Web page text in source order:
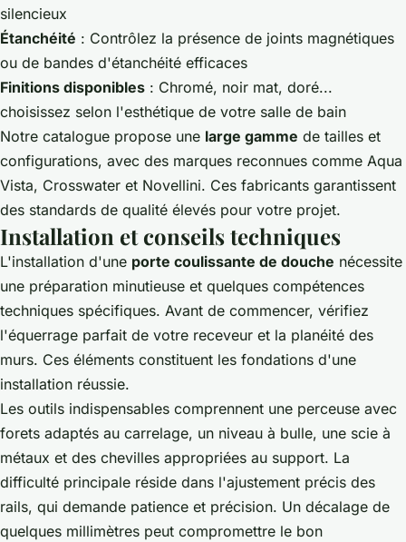
silencieux
Étanchéité : Contrôlez la présence de joints magnétiques
ou de bandes d'étanchéité efficaces
Finitions disponibles : Chromé, noir mat, doré...
choisissez selon l'esthétique de votre salle de bain
Notre catalogue propose une large gamme de tailles et
configurations, avec des marques reconnues comme Aqua
Vista, Crosswater et Novellini. Ces fabricants garantissent
des standards de qualité élevés pour votre projet.
Installation et conseils techniques
L'installation d'une porte coulissante de douche nécessite
une préparation minutieuse et quelques compétences
techniques spécifiques. Avant de commencer, vérifiez
l'équerrage parfait de votre receveur et la planéité des
murs. Ces éléments constituent les fondations d'une
installation réussie.
Les outils indispensables comprennent une perceuse avec
forets adaptés au carrelage, un niveau à bulle, une scie à
métaux et des chevilles appropriées au support. La
difficulté principale réside dans l'ajustement précis des
rails, qui demande patience et précision. Un décalage de
quelques millimètres peut compromettre le bon